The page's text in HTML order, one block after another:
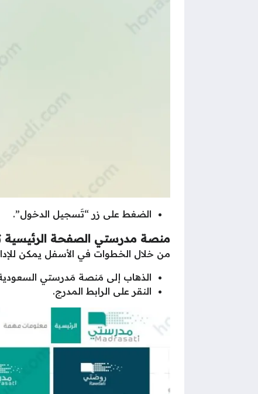
الضغط على زر “تَسجيل الدخول”.
منصة مدرستي الصفحة الرئيسية
من خلال الخطوات في الأسفل يمكن
الذهاب إلى مَنصة مَدرستي السعودية
النقر على الرابط المدرج.